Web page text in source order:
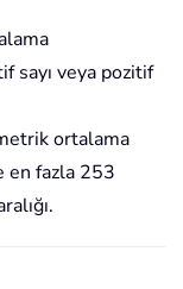
sayı veya pozitif
ortalama
en fazla 253